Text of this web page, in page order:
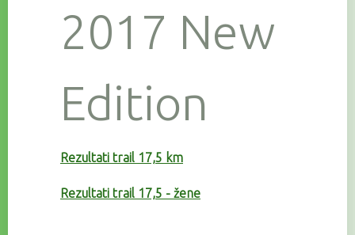
2017 New
Edition
Rezultati trail 17,5 km
Rezultati trail 17,5 - žene